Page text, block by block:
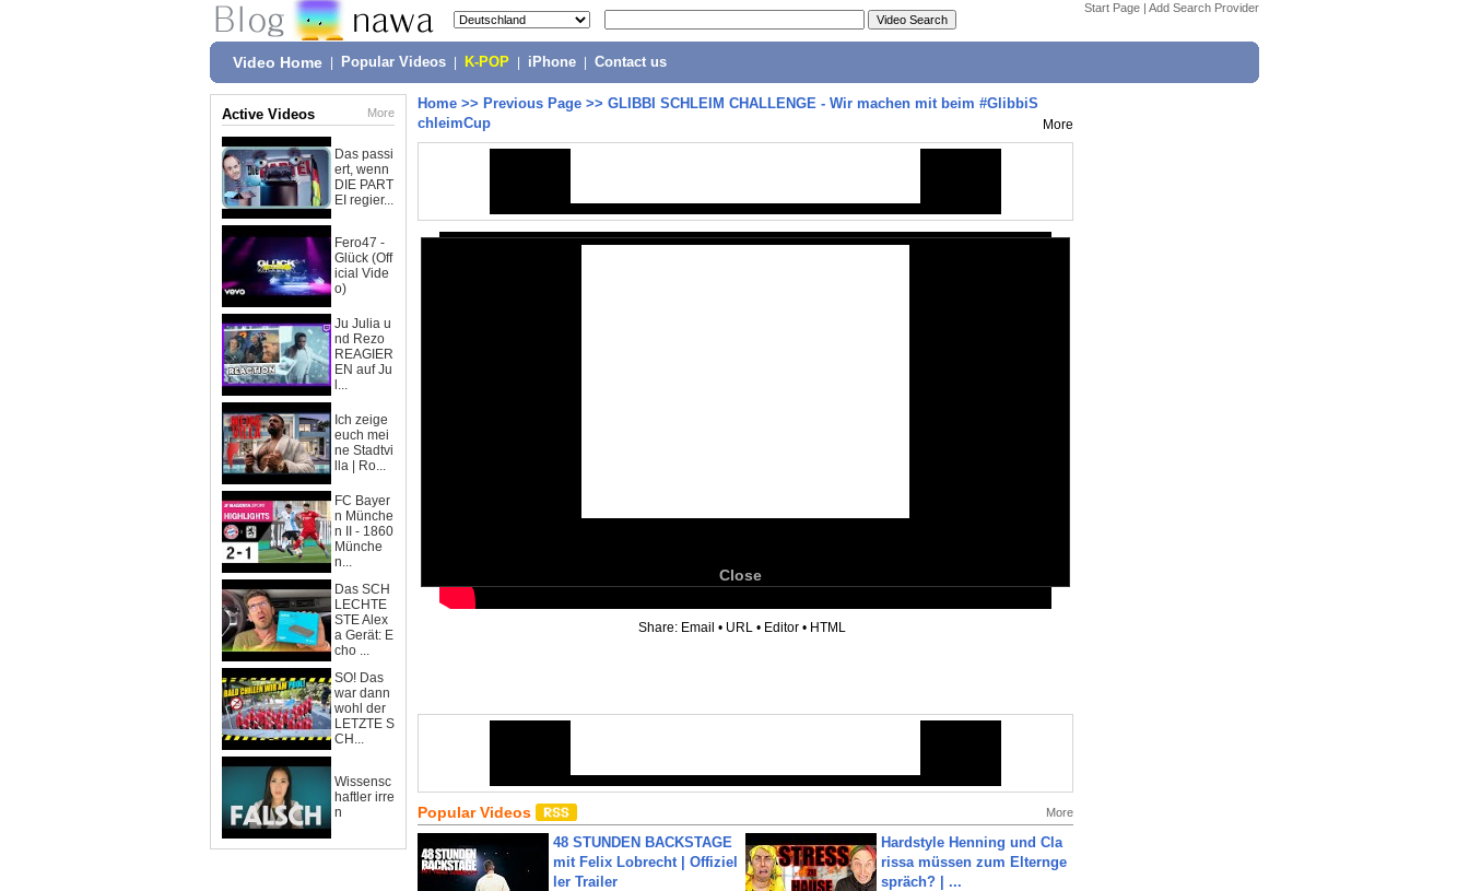
Start Page | Add Search Provider
Video Home Popular Videos K-POP iPhone Contact us
Active Videos More
Das passi
ert, wenn
DIE PART
EI regier...
Fero47 -
Glück (Off
icial Vide
o)
Ju Julia u
nd Rezo
REAGIER
EN auf Ju
l...
Ich zeige
euch mei
ne Stadtvi
lla | Ro...
FC Bayer
n Münche
n II - 1860
Münche
n...
Das SCH
LECHTE
STE Alex
a Gerät: E
cho ...
SO! Das
war dann
wohl der
LETZTE S
CH...
Wissensc
haftler irre
n
Home >> Previous Page >> GLIBBI SCHLEIM CHALLENGE - Wir machen mit beim #GlibbiS
chleimCup
More
Close
Share: Email • URL • Editor • HTML
Popular Videos More
48 STUNDEN BACKSTAGE
mit Felix Lobrecht | Offiziel
ler Trailer
Hardstyle Henning und Cla
rissa müssen zum Elternge
spräch? | ...